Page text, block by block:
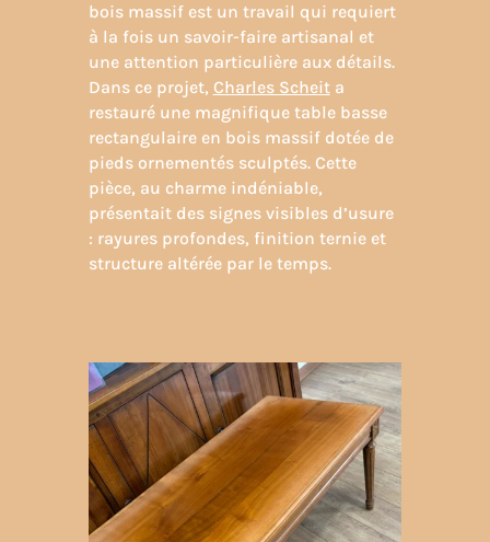
bois massif est un travail qui requiert
à la fois un savoir-faire artisanal et
une attention particulière aux détails.
Dans ce projet, Charles Scheita
restauré une magnifique table basse
rectangulaire en bois massif dotée de
pieds ornementés sculptés. Cette
pièce, au charme indéniable,
présentait des signes visibles d’usure
: rayures profondes, finition ternie et
structure altérée par le temps.